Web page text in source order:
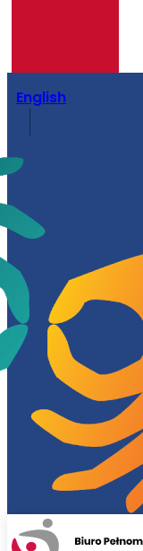
English